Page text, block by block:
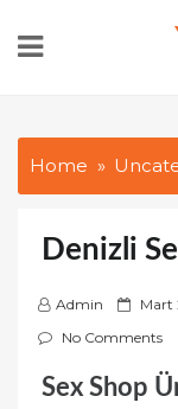
Home
Denizli
Admin
P
o
t
Mart
No Comments
Sex Shop